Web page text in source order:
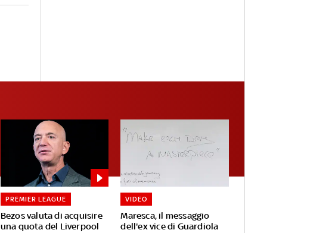
Bezos valuta di acquisire
una quota del Liverpool
PREMIER LEAGUE
Maresca, il messaggio
dell'ex vice di Guardiola
VIDEO